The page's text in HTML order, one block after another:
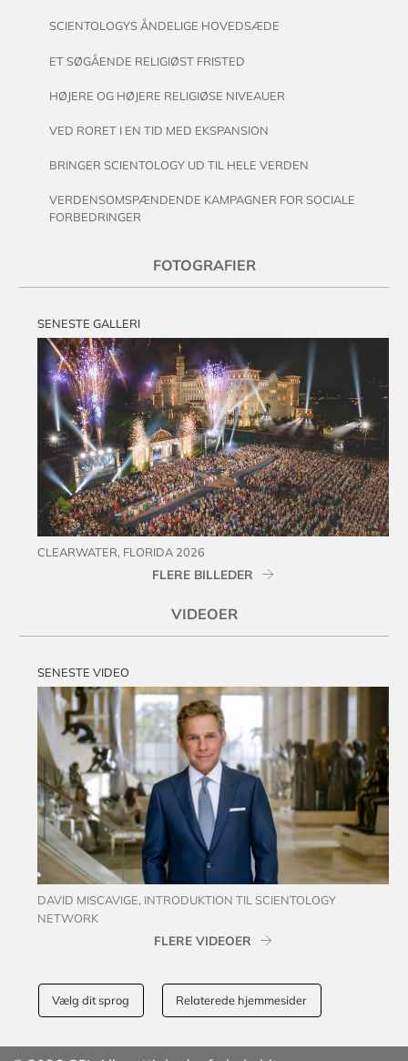
SCIENTOLOGYS ÅNDELIGE HOVEDSÆDE
ET SØGÅENDE RELIGIØST FRISTED
HØJERE OG HØJERE RELIGIØSE NIVEAUER
VED RORET I EN TID MED EKSPANSION
BRINGER SCIENTOLOGY UD TIL HELE VERDEN
VERDENSOMSPÆNDENDE KAMPAGNER FOR SOCIALE
FORBEDRINGER
FOTOGRAFIER
SENESTE GALLERI
CLEARWATER, FLORIDA 2026
FLERE BILLEDER
VIDEOER
SENESTE VIDEO
DAVID MISCAVIGE, INTRODUKTION TIL SCIENTOLOGY
NETWORK
FLERE VIDEOER
Vælg dit sprog Relaterede hjemmesider